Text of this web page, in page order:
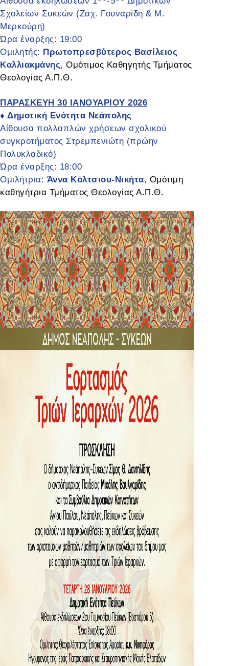
Σχολείων Συκεών (Ζαχ. Γουναρίδη & Μ.
Μερκούρη)
Ώρα έναρξης: 19:00
Ομιλητής: Πρωτοπρεσβύτερος Βασίλειος
Καλλιακμάνης, Ομότιμος Καθηγητής Τμήματος
Θεολογίας Α.Π.Θ.
ΠΑΡΑΣΚΕΥΗ 30 ΙΑΝΟΥΑΡΙΟΥ 2026
♦ Δημοτική Ενότητα Νεάπολης
Αίθουσα πολλαπλών χρήσεων σχολικού
συγκροτήματος Στρεμπενιώτη (πρώην
Πολυκλαδικό)
Ώρα έναρξης: 18:00
Ομιλήτρια: Άννα Κόλτσιου-Νικήτα, Ομότιμη
καθηγήτρια Τμήματος Θεολογίας Α.Π.Θ.